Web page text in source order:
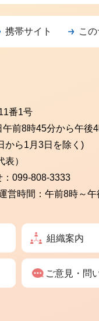
携帯サイト こ
番1号
午前8時45分から午後
から1月3日を除く)
）
099-808-3333
営時間：午前8時～午
組織案内
ご意見・問